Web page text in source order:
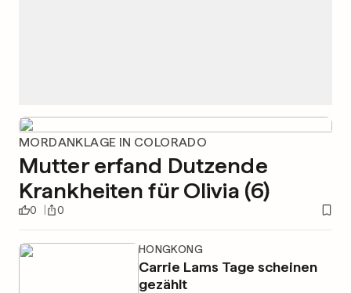
MORDANKLAGE IN COLORADO
Mutter erfand Dutzende
Krankheiten für Olivia (6)
0 0
HONGKONG
Carrie Lams Tage scheinen
gezählt